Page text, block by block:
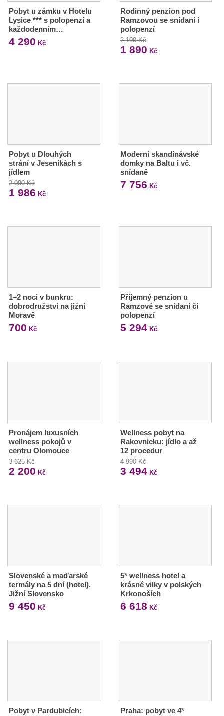
Pobyt u zámku v Hotelu
Lysice *** s polopenzí a
každodenním…
4 290 Kč
Rodinný penzion pod
Ramzovou se snídaní i
polopenzí
2 100 Kč
1 890 Kč
Pobyt u Dlouhých
strání v Jeseníkách s
jídlem
2 090 Kč
1 986 Kč
Moderní skandinávské
domky na Baltu i vč.
snídaně
7 756 Kč
1–2 noci v bunkru:
dobrodružství na jižní
Moravě
700 Kč
Příjemný penzion u
Ramzové se snídaní či
polopenzí
5 294Kč
Pronájem luxusních
wellness pokojů v
centru Olomouce
3 625 Kč
2 200 Kč
Wellness pobyt na
Rakovnicku: jídlo a až
12 procedur
4 990 Kč
3 494Kč
Slovenské a maďarské
termály na 5 dní (hotel),
Jižní Slovensko
9 450 Kč
5* wellness hotel a
krásné vilky v polských
Krkonoších
6 618 Kč
Pobyt v Pardubicích:
Praha: pobyt ve 4*